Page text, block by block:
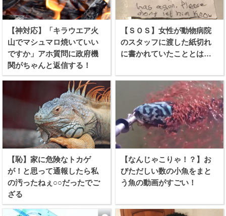
【神対応】「キラウエア火
山でマシュマロ焼いていい
ですか」アホ質問に政府機
関がちゃんと返信する！
【ＳＯＳ】女性が動物病院
のスタッフに渡した紙切れ
に書かれていたこととは…
【恥】家に危険なトカゲ
が！と思って通報したら私
の汚ったねぇ○○だったでご
ざる
【なんじゃこりゃ！？】お
びただしい数の小魚をまと
う魚の動画がすごい！